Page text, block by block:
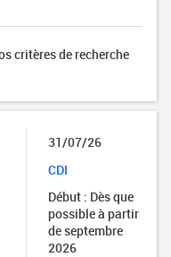
critères de recherche
31/07/26
CDI
Début : Dès que
possible à partir
de septembre
2026